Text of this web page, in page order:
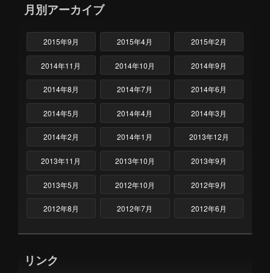
月別アーカイブ
2015年9月 2015年4月 2015年2月
2014年11月 2014年10月 2014年9月
2014年8月 2014年7月 2014年6月
2014年5月 2014年4月 2014年3月
2014年2月 2014年1月 2013年12月
2013年11月 2013年10月 2013年9月
2013年5月 2012年10月 2012年9月
2012年8月 2012年7月 2012年6月
リンク